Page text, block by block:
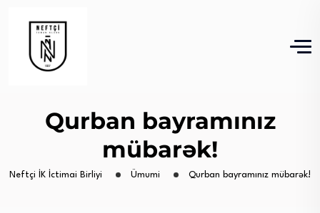
Qurban bayramınız
mübarək!
Neftçi İK İctimai Birliyi Ümumi Qurban bayramınız mübarək!